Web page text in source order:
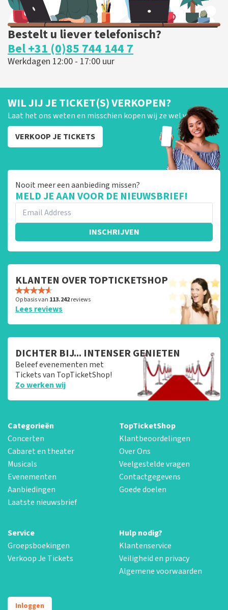
Bestelt u liever telefonisch?
Bel +31 (0)85 744 144 7
Werkdagen 12:00 - 17:00 uur
WIL JIJ JE TICKET(S) VERKOPEN?
Laat het ons weten en misschien kopen wij ze wel van je!
VERKOOP JE TICKETS
Nooit meer een aanbieding missen?
MELD JE AAN VOOR DE NIEUWSBRIEF!
INSCHRIJVEN
KLANTEN OVER TOPTICKETSHOP
Op basis van 113.242reviews
Lees reviews
DICHTER BIJ... INTENSER GENIETEN
Beleef evenementen met
Tickets van TopTicketShop!
Zo werken wij
Categorieën
Concerten
Cabaret en theater
Musicals
Evenementen
Aanbiedingen
Laatste nieuwsbrief
TopTicketShop
Klantbeoordelingen
Over Ons
Veelgestelde vragen
Contactgegevens
Goede doelen
Service
Groepsboekingen
Verkoop Je Tickets
Hulp nodig?
Klantenservice
Veiligheid en privacy
Algemene voorwaarden
Inloggen